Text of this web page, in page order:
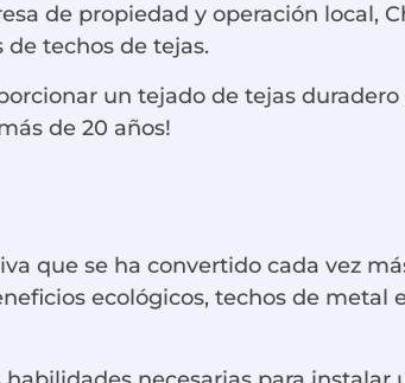
de propiedad y operación local,
techos de tejas.
un tejado de tejas
de 20 años!
que se ha convertido cada vez
ecológicos, techos de